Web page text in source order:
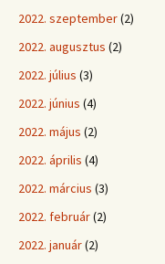
2022. szeptember(2)
2022. augusztus (2)
2022. július (3)
2022. június (4)
2022. május (2)
2022. április (4)
2022. március (3)
2022. február(2)
2022. január(2)